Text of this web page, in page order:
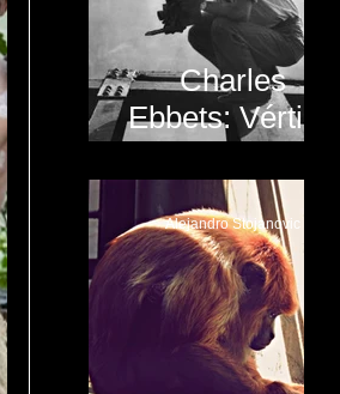
Charles
Ebbets: Vértigo
Alejandro Stojanovic